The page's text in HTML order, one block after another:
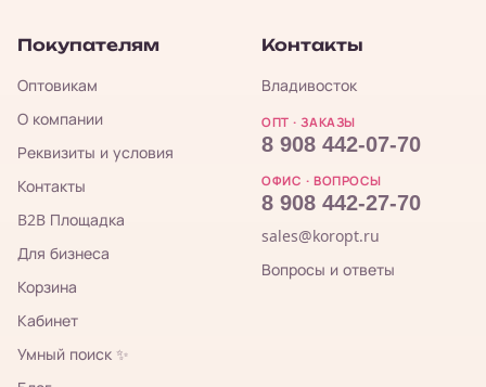
Покупателям
Оптовикам
О компании
Реквизиты и условия
Контакты
B2B Площадка
Для бизнеса
Корзина
Кабинет
Умный поиск ✨
Контакты
Владивосток
ОПТ · ЗАКАЗЫ
8 908 442-07-70
ОФИС · ВОПРОСЫ
8 908 442-27-70
sales@koropt.ru
Вопросы и ответы